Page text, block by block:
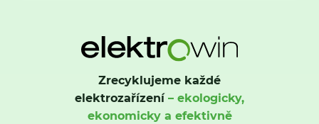
Zrecyklujeme každé
elektrozařízení– ekologicky,
ekonomicky a efektivně